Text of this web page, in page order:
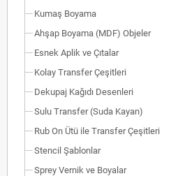
Kumaş Boyama
Ahşap Boyama (MDF) Objeler
Esnek Aplik ve Çıtalar
Kolay Transfer Çeşitleri
Dekupaj Kağıdı Desenleri
Sulu Transfer (Suda Kayan)
Rub On Ütü ile Transfer Çeşitleri
Stencil Şablonlar
Sprey Vernik ve Boyalar